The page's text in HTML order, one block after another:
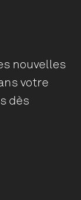
nouvelles
votre
dès